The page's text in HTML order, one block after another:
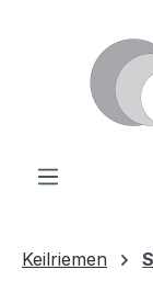
Keilriemen